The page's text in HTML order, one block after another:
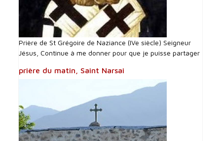
Prière de St Grégoire de Naziance (IVe siècle) Seigneur
Jésus, Continue à me donner pour que je puisse partager
prière du matin, Saint Narsai